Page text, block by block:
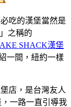
吃的漢堡當然是
」之稱的
SHACK漢堡
一間，紐約一樣
店，是台灣友人
一路一直引導我